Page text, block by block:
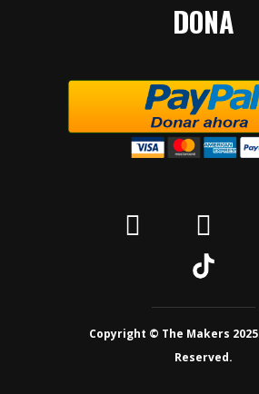
DONA
Copyright © The Makers
Reserved.